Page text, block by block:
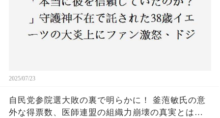
2025/07/23
自民党参院選大敗の裏で明らかに！ 釜萢敏氏の意
外な得票数、医師連盟の組織力崩壊の真実とは？